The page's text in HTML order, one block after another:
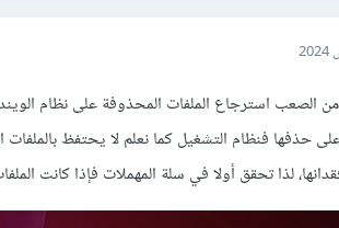
فنظام التشغيل كما نعلم لا يحتفظ بالملفات
لذا تحقق أولا في سلة المهملات فإذا كانت